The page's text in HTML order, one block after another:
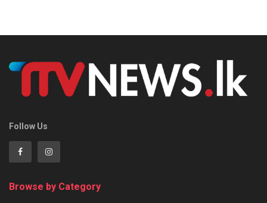
Follow Us
Browse by Category